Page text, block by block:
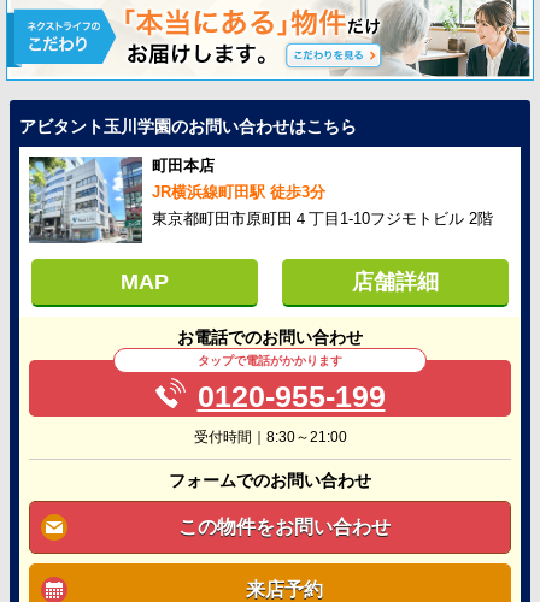
アビタント玉川学園のお問い合わせはこちら
町田本店
JR横浜線町田駅 徒歩3分
東京都町田市原町田４丁目1-10フジモトビル 2階
MAP 店舗詳細
お電話でのお問い合わせ
タップで電話がかかります
0120-955-199
受付時間｜8:30～21:00
フォームでのお問い合わせ
この物件をお問い合わせ
来店予約